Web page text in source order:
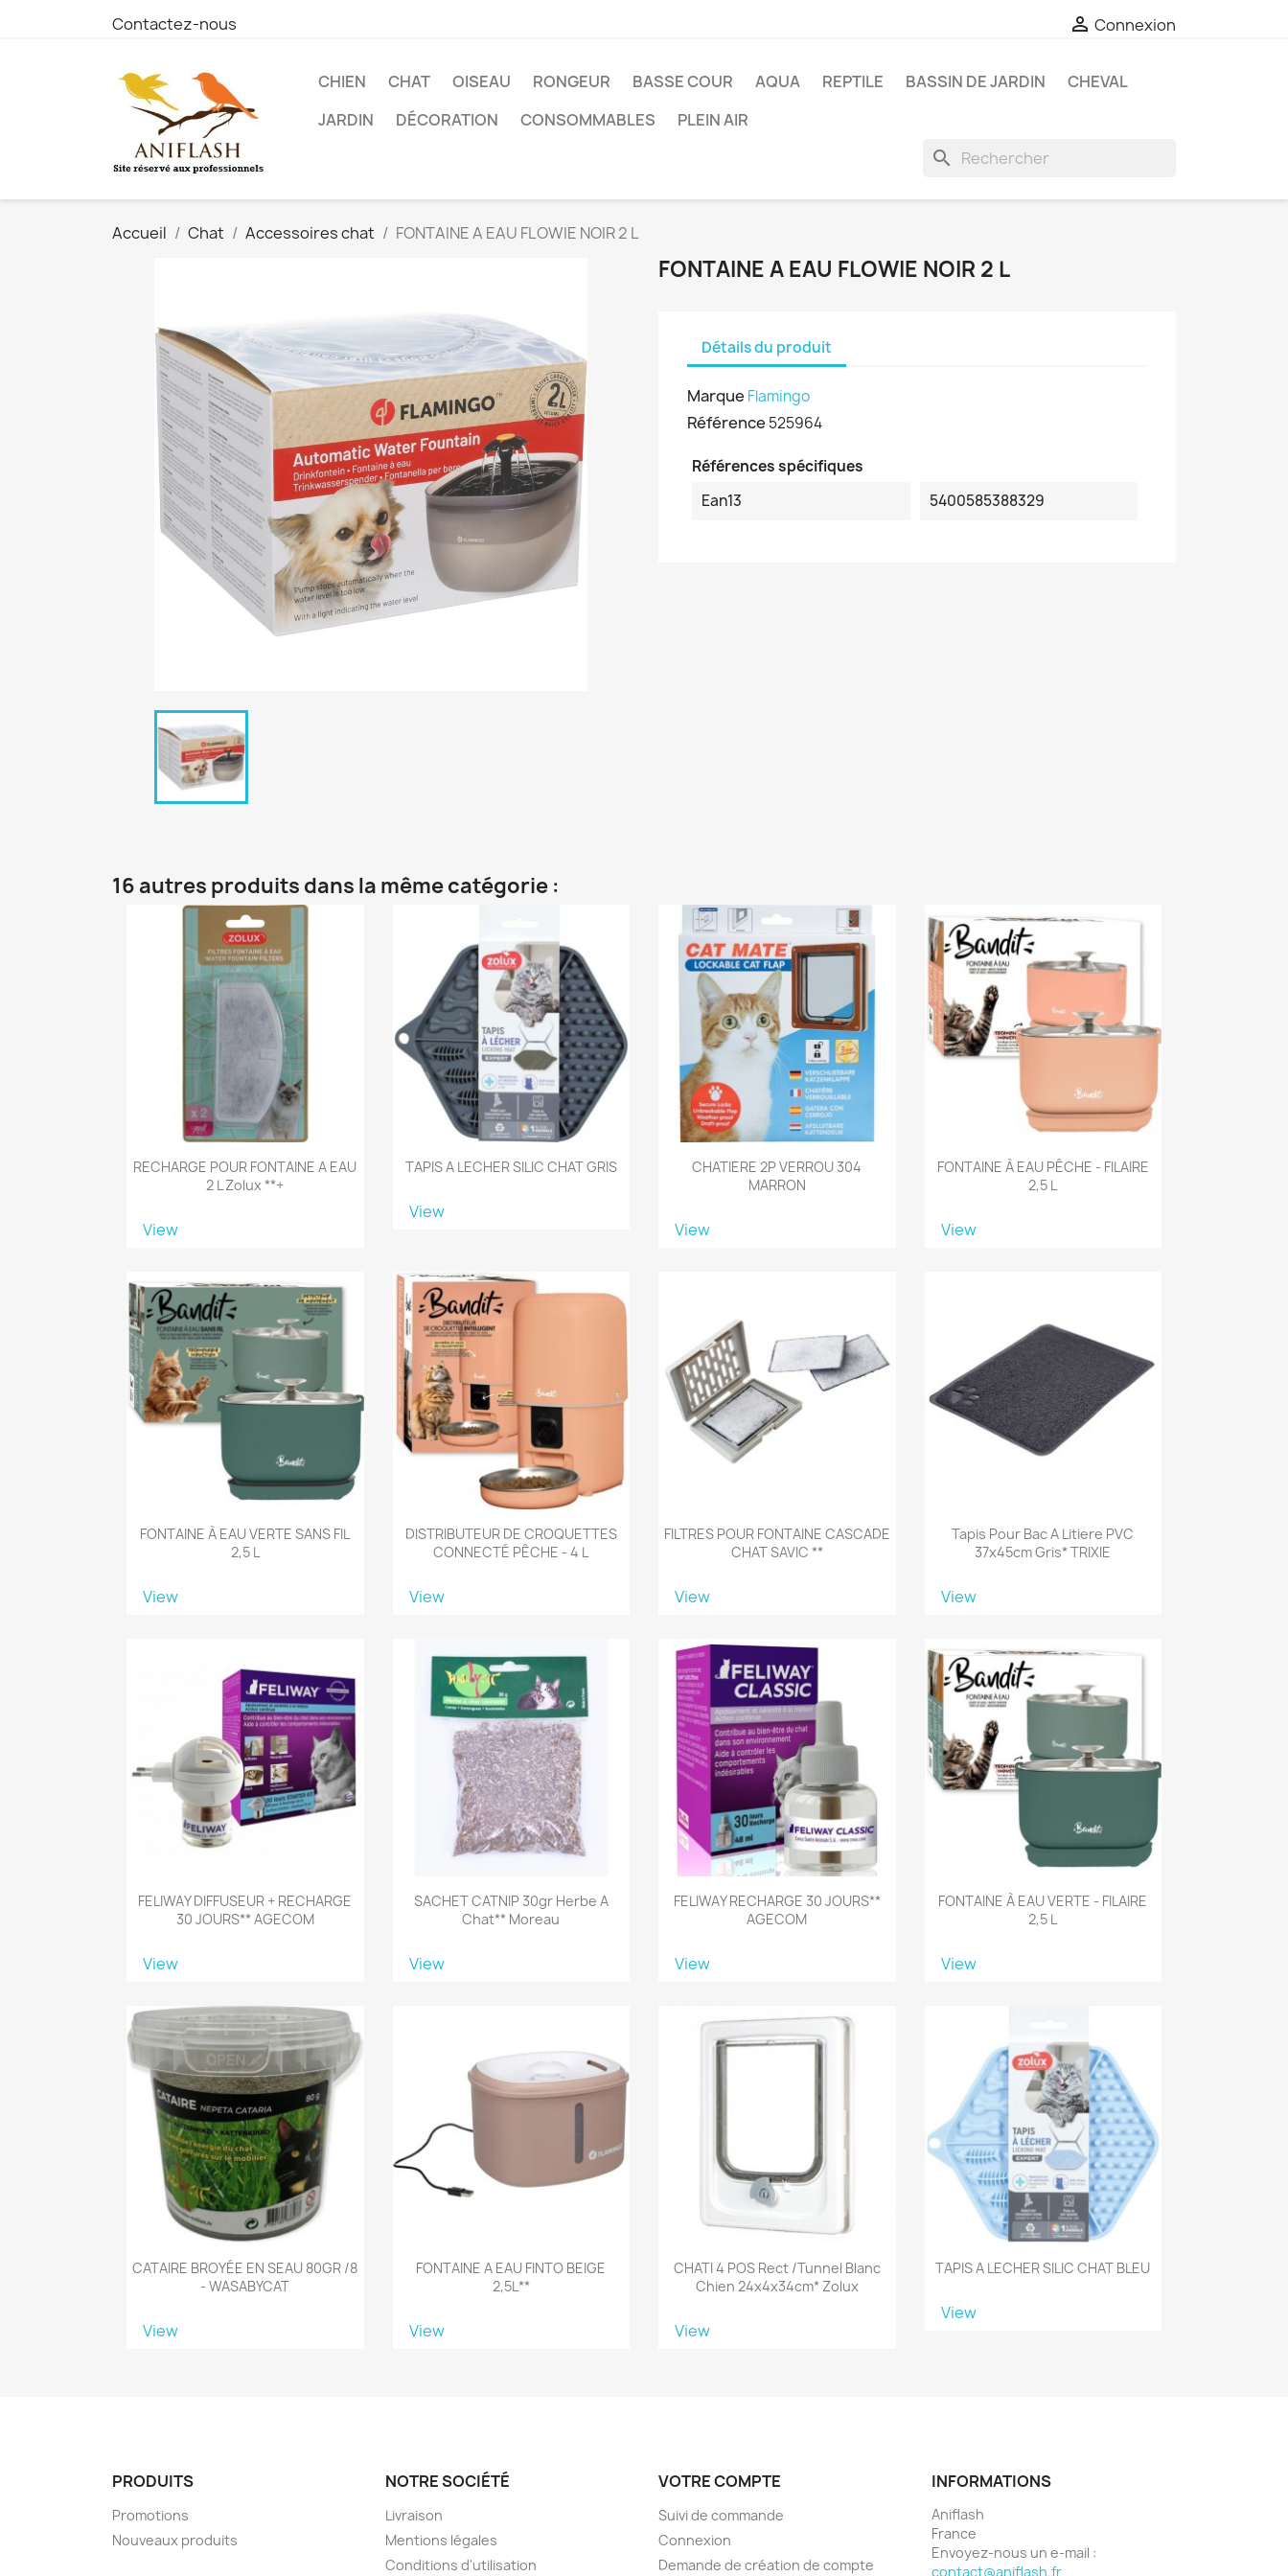
Contactez-nous  Connexion
CHIEN CHAT OISEAU RONGEUR BASSE COUR AQUA REPTILE BASSIN DE JARDIN
CHEVAL
JARDIN
DÉCORATION CONSOMMABLES PLEIN AIR
search
Accueil Chat Accessoires chat FONTAINE A EAU FLOWIE NOIR 2 L
FONTAINE A EAU FLOWIE NOIR 2 L
Détails du produit
Marque Flamingo
Référence 525964
Références spécifiques
Ean13
5400585388329
16 autres produits dans la même catégorie :
RECHARGE POUR FONTAINE A EAU
2 L Zolux **+
View
TAPIS A LECHER SILIC CHAT GRIS
View
CHATIERE 2P VERROU 304
MARRON
View
FONTAINE À EAU PÊCHE - FILAIRE
2,5 L
View
FONTAINE À EAU VERTE SANS FIL
2,5 L
View
DISTRIBUTEUR DE CROQUETTES
CONNECTÉ PÊCHE - 4 L
View
FILTRES POUR FONTAINE CASCADE
CHAT SAVIC **
View
Tapis Pour Bac A Litiere PVC
37x45cm Gris* TRIXIE
View
FELIWAY DIFFUSEUR + RECHARGE
30 JOURS** AGECOM
View
SACHET CATNIP 30gr Herbe A
Chat** Moreau
View
FELIWAY RECHARGE 30 JOURS**
AGECOM
View
FONTAINE À EAU VERTE - FILAIRE
2,5 L
View
CATAIRE BROYÉE EN SEAU 80GR /8
- WASABYCAT
View
FONTAINE A EAU FINTO BEIGE
2,5L**
View
CHATI 4 POS Rect /tunnel Blanc
Chien 24x4x34cm* Zolux
View
TAPIS A LECHER SILIC CHAT BLEU
View
PRODUITS
Promotions
Nouveaux produits
NOTRE SOCIÉTÉ
Livraison
Mentions légales
Conditions d'utilisation
VOTRE COMPTE
Suivi de commande
Connexion
Demande de création de compte
INFORMATIONS
Aniflash
France
Envoyez-nous un e-mail :
contact@aniflash.fr